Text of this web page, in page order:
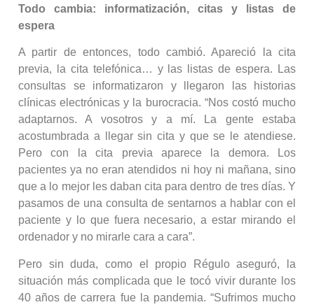
Todo cambia: informatización, citas y listas de
espera
A partir de entonces, todo cambió. Apareció la cita
previa, la cita telefónica… y las listas de espera. Las
consultas se informatizaron y llegaron las historias
clínicas electrónicas y la burocracia. “Nos costó mucho
adaptarnos. A vosotros y a mí. La gente estaba
acostumbrada a llegar sin cita y que se le atendiese.
Pero con la cita previa aparece la demora. Los
pacientes ya no eran atendidos ni hoy ni mañana, sino
que a lo mejor les daban cita para dentro de tres días. Y
pasamos de una consulta de sentarnos a hablar con el
paciente y lo que fuera necesario, a estar mirando el
ordenador y no mirarle cara a cara”.
Pero sin duda, como el propio Régulo aseguró, la
situación más complicada que le tocó vivir durante los
40 años de carrera fue la pandemia. “Sufrimos mucho